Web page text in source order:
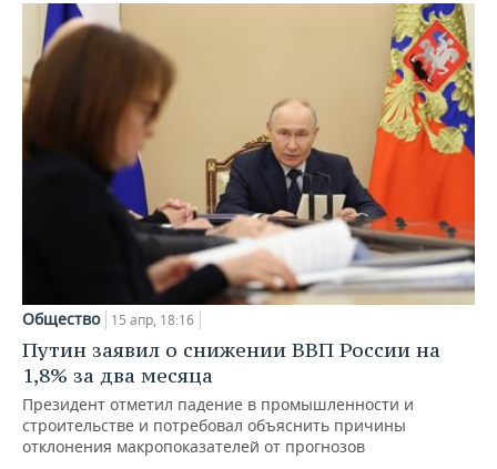
Общество 15 апр, 18:16
Путин заявил о снижении ВВП России на
1,8% за два месяца
Президент отметил падение в промышленности и
строительстве и потребовал объяснить причины
отклонения макропоказателей от прогнозов